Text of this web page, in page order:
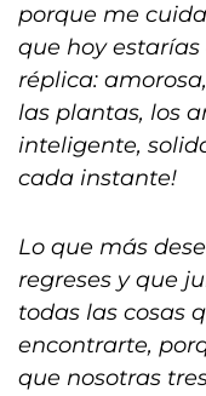
porque me
que hoy
réplica:
las plantas, los
inteligente,
cada instante!
Lo que más
regreses y que
todas las cosas
encontrarte,
que nosotras